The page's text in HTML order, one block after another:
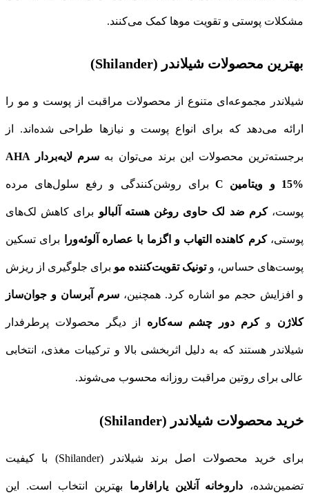
مشکلات پوستی و تقویت موها کمک می‌کنند.
بهترین محصولات شیلاندر (Shilander)
شیلاندر مجموعه‌ای متنوع از محصولات مراقبت از پوست و مو را
ارائه می‌دهد که برای انواع پوست و نیازها طراحی شده‌اند. از
برجسته‌ترین محصولات این برند می‌توان به سرم لایه‌بردار AHA
15% و ویتامین C برای روشن‌کنندگی و رفع سلول‌های مرده
پوست،کرم ضد لک حاوی روغن هسته آلبالو برای کاهش لک‌های
پوستی،کرم کاهنده التهاب و اگزما با عصاره آلوئه‌ورا برای تسکین
پوست‌های حساس، وتونیک تقویت‌کننده مو برای جلوگیری از ریزش
و افزایش حجم مو اشاره کرد. همچنین، سرم آبرسان و جوان‌ساز
کلاژن و کرم دور چشم سه‌کاره از دیگر محصولات پرطرفدار
شیلاندر هستند که به دلیل اثربخشی بالا و ترکیبات مغذی، انتخابی
عالی برای روتین مراقبت روزانه محسوب می‌شوند.
خرید محصولات شیلاندر (Shilander)
برای خرید محصولات اصل برند شیلاندر (Shilander) با کیفیت
تضمین‌شده، داروخانه آنلاین یارافارما بهترین انتخاب است. این